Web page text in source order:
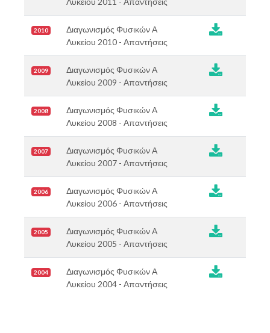
2010
Διαγωνισμός Φυσικών Α
Λυκείου 2010 - Απαντήσεις

2009
Διαγωνισμός Φυσικών Α
Λυκείου 2009 - Απαντήσεις

2008
Διαγωνισμός Φυσικών Α
Λυκείου 2008 - Απαντήσεις

2007
Διαγωνισμός Φυσικών Α
Λυκείου 2007 - Απαντήσεις

2006
Διαγωνισμός Φυσικών Α
Λυκείου 2006 - Απαντήσεις

2005
Διαγωνισμός Φυσικών Α
Λυκείου 2005 - Απαντήσεις

2004
Διαγωνισμός Φυσικών Α
Λυκείου 2004 - Απαντήσεις
